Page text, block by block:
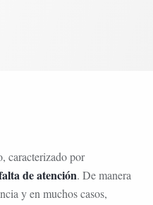
caracterizado por
de atención. De manera
y en muchos casos,